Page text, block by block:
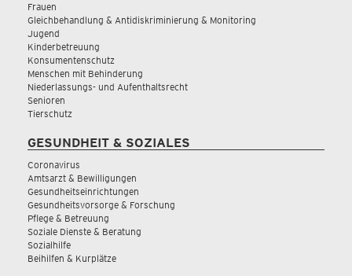
Frauen
Gleichbehandlung & Antidiskriminierung & Monitoring
Jugend
Kinderbetreuung
Konsumentenschutz
Menschen mit Behinderung
Niederlassungs- und Aufenthaltsrecht
Senioren
Tierschutz
GESUNDHEIT & SOZIALES
Coronavirus
Amtsarzt & Bewilligungen
Gesundheitseinrichtungen
Gesundheitsvorsorge & Forschung
Pflege & Betreuung
Soziale Dienste & Beratung
Sozialhilfe
Beihilfen & Kurplätze